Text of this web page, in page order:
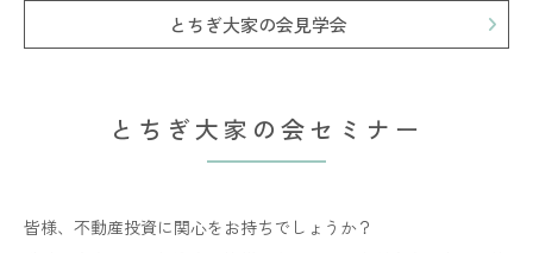
とちぎ大家の会見学会
とちぎ大家の会セミナー
皆様、不動産投資に関心をお持ちでしょうか？